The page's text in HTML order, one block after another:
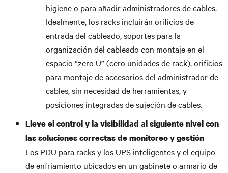
higiene o para añadir administradores de cables.
Idealmente, los racks incluirán orificios de
entrada del cableado, soportes para la
organización del cableado con montaje en el
espacio “zero U” (cero unidades de rack), orificios
para montaje de accesorios del administrador de
cables, sin necesidad de herramientas, y
posiciones integradas de sujeción de cables.
Lleve el control y la visibilidad al siguiente nivel con
las soluciones correctas de monitoreo y gestión
Los PDU para racks y los UPS inteligentes y el equipo
de enfriamiento ubicados en un gabinete o armario de